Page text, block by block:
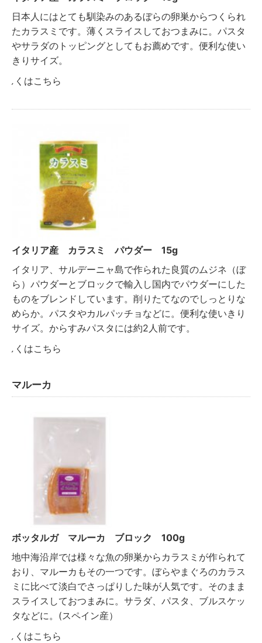
日本人にはとても馴染みのあるぼらの卵巣からつくられ
たカラスミです。薄くスライスしておつまみに。パスタ
やサラダのトッピングとしてもお薦めです。便利な使い
きりサイズ。
しくはこちら
イタリア産 カラスミ パウダー 15g
イタリア、サルデーニャ島で作られた良質のムジネ（ぼ
ら）パウダーとブロックで輸入し国内でパウダーにした
ものをブレンドしています。削りたてなのでしっとりな
めらか。パスタやカルパッチョなどに。便利な使いきり
サイズ。からすみパスタには約2人前です。
しくはこちら
マルーカ
ボッタルガ マルーカ ブロック 100g
地中海沿岸では様々な魚の卵巣からカラスミが作られて
おり、マルーカもその一つです。ぼらやまぐろのカラス
ミに比べて淡白でさっぱりした味が人気です。そのまま
スライスしておつまみに。サラダ、パスタ、ブルスケッ
タなどに。(スペイン産）
しくはこちら